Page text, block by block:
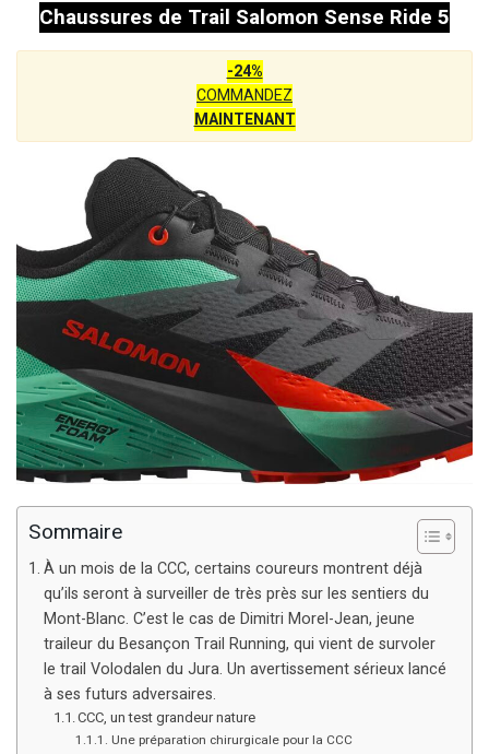
Chaussures de Trail Salomon Sense Ride 5
-24%
COMMANDEZ
MAINTENANT
Sommaire
À un mois de la CCC, certains coureurs montrent déjà
qu’ils seront à surveiller de très près sur les sentiers du
Mont-Blanc. C’est le cas de Dimitri Morel-Jean, jeune
traileur du Besançon Trail Running, qui vient de survoler
le trail Volodalen du Jura. Un avertissement sérieux lancé
à ses futurs adversaires.
CCC, un test grandeur nature
Une préparation chirurgicale pour la CCC